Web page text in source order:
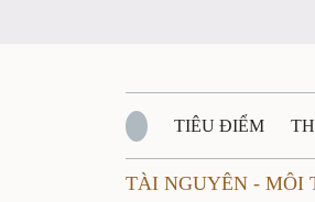
TIÊU ĐIỂM
QUỐC PHÒNG - AN
TÀI NGUYÊN - MÔI